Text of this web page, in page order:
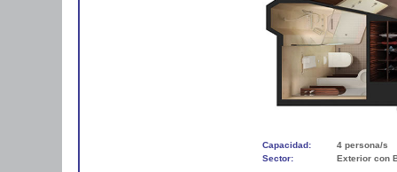
Capacidad:
4 persona/s
Sector:
Exterior con